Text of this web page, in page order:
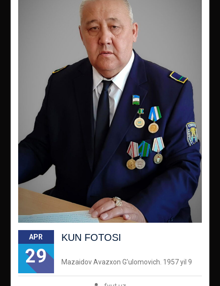
APR
29
KUN FOTOSI
Mazaidov Avazxon G’ulomovich. 1957 yil 9